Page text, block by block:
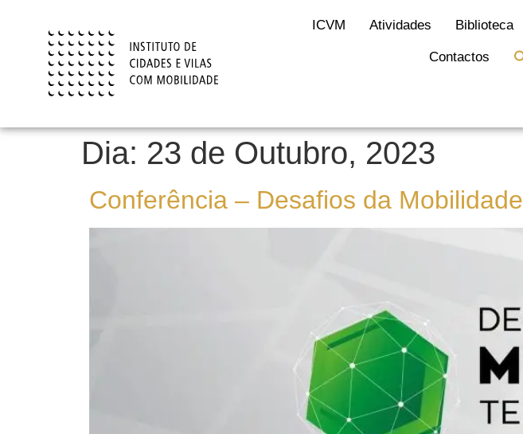
ICVM Atividades Biblioteca
Contactos
Dia: 23 de Outubro, 2023
Conferência – Desafios da Mobilidade